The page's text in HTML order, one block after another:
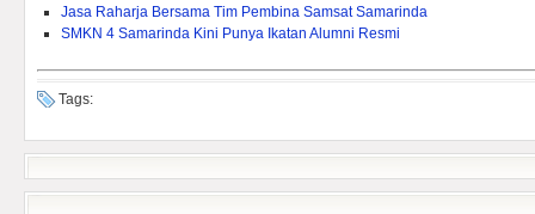
Jasa Raharja Bersama Tim Pembina Samsat Samarinda
SMKN 4 Samarinda Kini Punya Ikatan Alumni Resmi
Tags: